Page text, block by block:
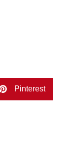
Pinterest